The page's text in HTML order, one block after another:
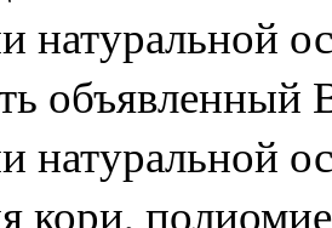
натуральной
натуральной
кори,